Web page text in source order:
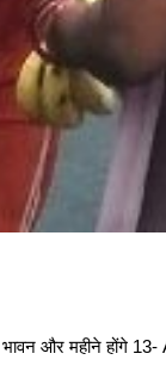
भावन और महीने होंगे